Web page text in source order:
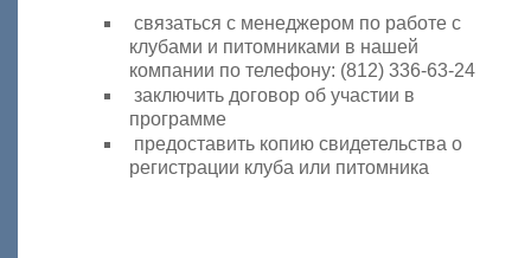
связаться с менеджером по работе с
клубами и питомниками в нашей
компании по телефону: (812) 336-63-24
заключить договор об участии в
программе
предоставить копию свидетельства о
регистрации клуба или питомника